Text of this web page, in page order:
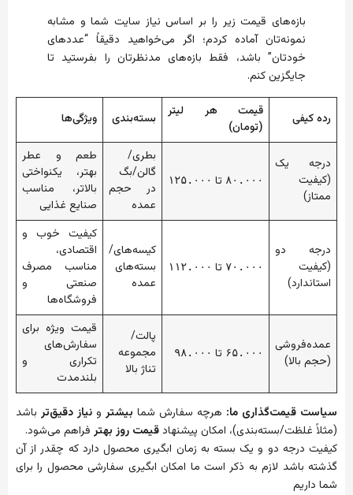
بازه‌های قیمت زیر را بر اساس نیاز سایت شما و مشابه
نمونه‌تان آماده کردم؛ اگر می‌خواهید دقیقاً “عددهای
خودتان” باشد، فقط بازه‌های مدنظرتان را بفرستید تا
جایگزین کنم.
رده کیفی
قیمت هر لیتر
(تومان)
بسته‌بندی ویژگی‌ها
درجه یک
(کیفیت
ممتاز)
۸۰.۰۰۰ تا ۱۲۵.۰۰۰
بطری/
گالن/بگ
در حجم
عمده
طعم و عطر
بهتر، یکنواختی
بالاتر، مناسب
صنایع غذایی
درجه دو
(کیفیت
استاندارد)
۷۰.۰۰۰ تا ۱۱۲.۰۰۰
کیسه‌های/
بسته‌های
عمده
کیفیت خوب و
اقتصادی،
مناسب مصرف
صنعتی و
فروشگاه‌ها
عمده‌فروشی
(حجم بالا)
۶۵.۰۰۰ تا ۹۸.۰۰۰
پالت/
مجموعه
تناژ بالا
قیمت ویژه برای
سفارش‌های
تکراری و
بلندمدت
سیاست قیمت‌گذاری ما: هرچه سفارش شما بیشتر و نیاز دقیق‌تر باشد
(مثلاً غلظت/بسته‌بندی)، امکان پیشنهادقیمت روز بهتر فراهم می‌شود.
کیفیت درجه دو و یک بسته به زمان ابگیری محصول دارد که چقدر از آن
گذشته باشد لازم به ذکر است ما امکان ابگیری سفارشی محصول را برای
شما داریم